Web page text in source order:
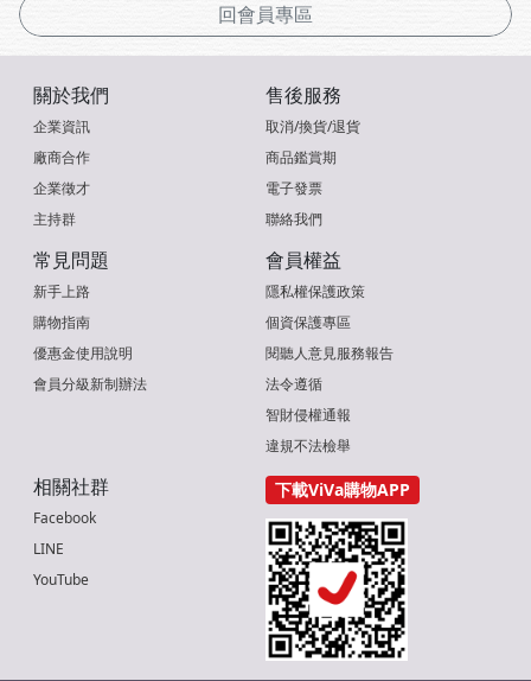
回會員專區
關於我們
企業資訊
廠商合作
企業徵才
主持群
售後服務
取消/換貨/退貨
商品鑑賞期
電子發票
聯絡我們
常見問題
新手上路
購物指南
優惠金使用說明
會員分級新制辦法
會員權益
隱私權保護政策
個資保護專區
閱聽人意見服務報告
法令遵循
智財侵權通報
違規不法檢舉
相關社群
Facebook
LINE
YouTube
下載ViVa購物APP